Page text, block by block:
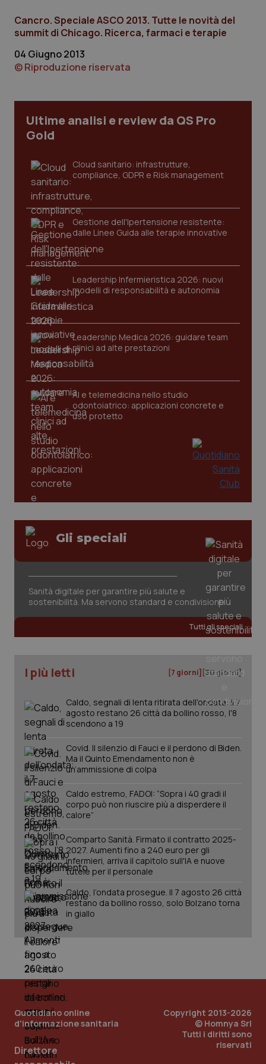
Cancro. Speciale ASCO 2013. Tutte le novità del
summit di Chicago. Ricerca, farmaci e terapie
04 Giugno 2013
© Riproduzione riservata
Ultime analisi e review da QS Pro
Gold
Cloud sanitario: infrastrutture,
compliance, GDPR e Risk management
Gestione dell'Ipertensione resistente:
dalle Linee Guida alle terapie innovative
Leadership Infermieristica 2026: nuovi
modelli di responsabilità e autonomia
Leadership Medica 2026: guidare team
clinici ad alte prestazioni
AI e telemedicina nello studio
odontoiatrico: applicazioni concrete e
uso protetto
Gli speciali
Sanità digitale per garantire più salute e
sostenibilità. Ma servono standard e condivisione
Tutti gli speciali
I più letti [7 giorni] [30 giorni]
Caldo, segnali di lenta ritirata dell'ondata: il 7
agosto restano 26 città da bollino rosso, l'8
scendono a 19
Covid. Il silenzio di Fauci e il perdono di Biden.
Ma il Quinto Emendamento non è
un’ammissione di colpa
Caldo estremo, FADOI: “Sopra i 40 gradi il
corpo può non riuscire più a disperdere il
calore”
Comparto Sanità. Firmato il contratto 2025-
2027. Aumenti fino a 240 euro per gli
infermieri, arriva il capitolo sull'IA e nuove
tutele per il personale
Caldo, l’ondata prosegue. Il 7 agosto 26 città
restano da bollino rosso, solo Bolzano torna
in giallo
Quotidiano online
d'informazione sanitaria
Direttore
Copyright 2013-2026
© Homnya Srl
Tutti i diritti sono
riservati
I cookie necessari contribuiscono a rendere fruibile il
funzionare correttamente senza questi cookie.
Nome
Fornitore/Dominio
CookieScriptConsent
www.quotidianosanita.it
tracking-sites-ironfish-
tracking-enable
www.quotidianosanita.it
www.quotidianosanita.it
2
_ga
Google LLC
.quotidianosanita.it
1
mese
PHPSESSID